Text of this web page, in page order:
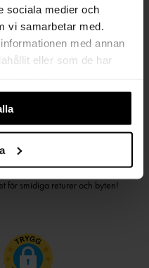
sociala medier och
vi samarbetar med.
med annan
eller som de har
NYHETSBREV
Vi på Johnells erbjuder flera
hemleverans och paketskåp. Du
för smidiga returer och byten!